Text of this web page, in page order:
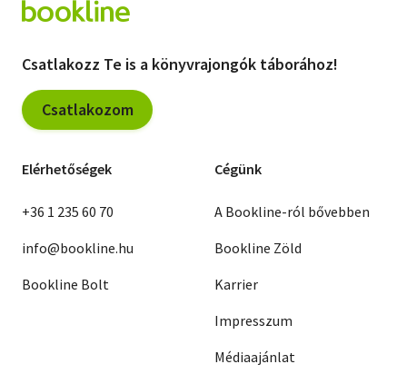
Csatlakozz Te is a könyvrajongók táborához!
Csatlakozom
Elérhetőségek
+36 1 235 60 70
info@bookline.hu
Bookline Bolt
Cégünk
A Bookline-ról bővebben
Bookline Zöld
Karrier
Impresszum
Médiaajánlat